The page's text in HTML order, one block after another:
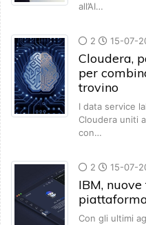
all’AI…
2 15-07-
Cloudera,
per
trovino
I data service
Cloudera uniti
con…
2 15-07-
IBM,
Con gli ultimi